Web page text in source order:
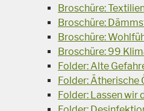
Broschüre:
Broschüre:
Broschüre:
Broschüre: 99
Folder: Alte
Folder: Ätherische
Folder: Lassen wir